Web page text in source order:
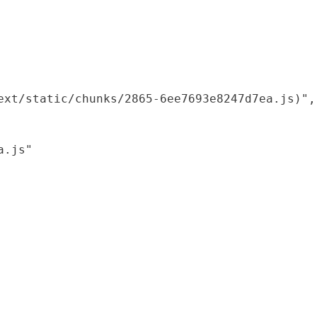
static/chunks/2865-6ee7693e8247d7ea.js)",